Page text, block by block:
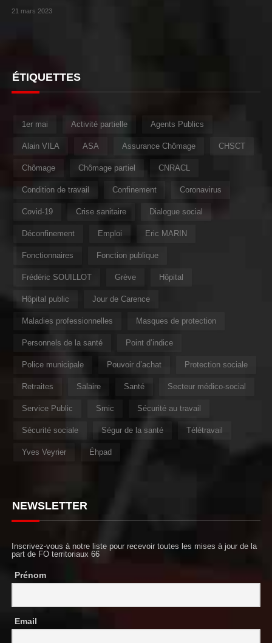
21 mars 2023
ÉTIQUETTES
1er mai Activité partielle Agents Publics
Alain VILA ASA Assurance Chômage CHSCT
Chômage Chômage partiel CNRACL
Condition de travail Confinement Coronavirus
Covid-19 Crise sanitaire Dialogue social
Déconfinement Emploi Eric MARIN
Fonctionnaires Fonction publique
Frédéric SOUILLOT Grève Hôpital
Hôpital public Jour de Carence
Maladies professionnelles Masques de protection
Personnels de la santé Point d’indice
Police municipale Pouvoir d’achat Protection sociale
Retraites Salaire Santé Secteur médico-social
Service Public Smic Sécurité au travail
Sécurité sociale Ségur de la santé Télétravail
Yves Veyrier Éhpad
NEWSLETTER
Inscrivez-vous à notre liste pour recevoir toutes les mises à jour de la
part de FO territoriaux 66
Prénom
Email